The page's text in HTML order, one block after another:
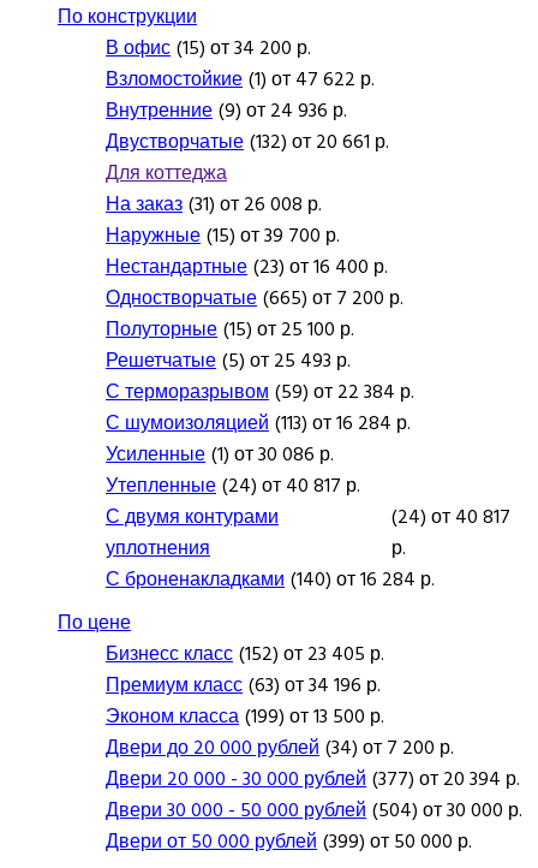
По конструкции
В офис(15) от 34 200 р.
Взломостойкие(1) от 47 622 р.
Внутренние(9) от 24 936 р.
Двустворчатые(132) от 20 661 р.
Для коттеджа
На заказ(31) от 26 008 р.
Наружные(15) от 39 700 р.
Нестандартные(23) от 16 400 р.
Одностворчатые(665) от 7 200 р.
Полуторные(15) от 25 100 р.
Решетчатые(5) от 25 493 р.
С терморазрывом(59) от 22 384 р.
С шумоизоляцией(113) от 16 284 р.
Усиленные(1) от 30 086 р.
Утепленные(24) от 40 817 р.
С двумя контурами
уплотнения
(24) от 40 817
р.
С броненакладками(140) от 16 284 р.
По цене
Бизнесс класс(152) от 23 405 р.
Премиум класс(63) от 34 196 р.
Эконом класса(199) от 13 500 р.
Двери до 20 000 рублей(34) от 7 200 р.
Двери 20 000 - 30 000 рублей(377) от 20 394 р.
Двери 30 000 - 50 000 рублей(504) от 30 000 р.
Двери от 50 000 рублей(399) от 50 000 р.